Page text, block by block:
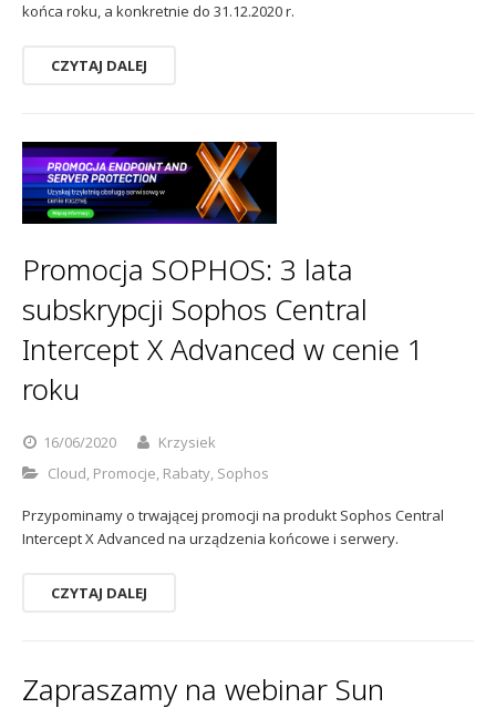
końca roku, a konkretnie do 31.12.2020 r.
CZYTAJ DALEJ
Promocja SOPHOS: 3 lata
subskrypcji Sophos Central
Intercept X Advanced w cenie 1
roku
16/06/2020
Krzysiek
Cloud, Promocje, Rabaty, Sophos
Przypominamy o trwającej promocji na produkt Sophos Central
Intercept X Advanced na urządzenia końcowe i serwery.
CZYTAJ DALEJ
Zapraszamy na webinar Sun